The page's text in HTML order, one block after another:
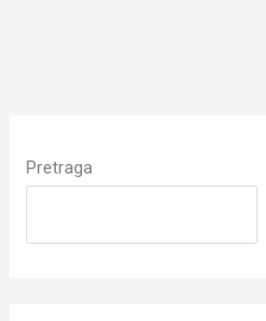
Pretraga